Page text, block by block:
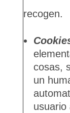
recogen.
cosas,
un
usuario